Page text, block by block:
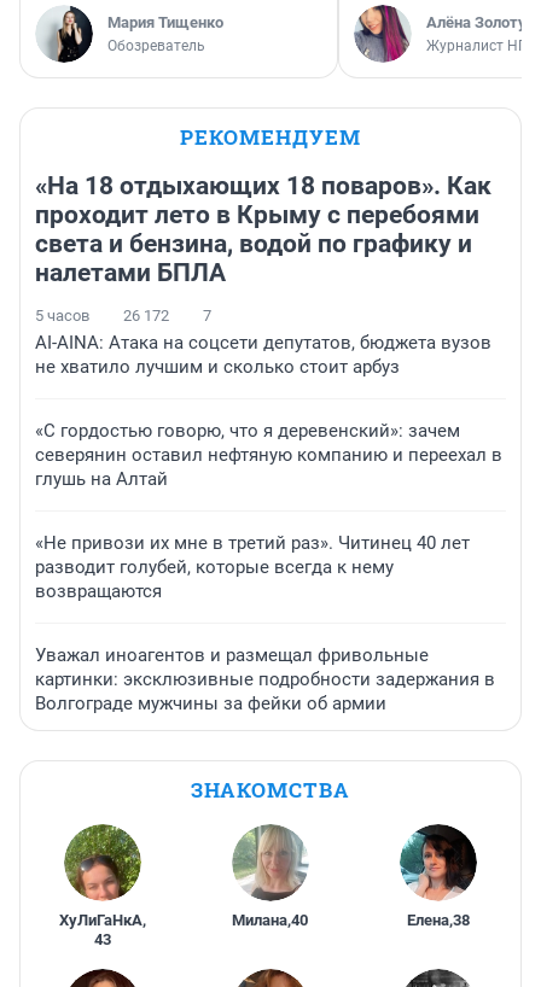
Мария Тищенко
Обозреватель
Алёна
Журналист НГС
РЕКОМЕНДУЕМ
«На 18 отдыхающих 18 поваров». Как
проходит лето в Крыму с перебоями
света и бензина, водой по графику и
налетами БПЛА
5 часов 26 172 7
AI-AINA: Атака на соцсети депутатов, бюджета вузов
не хватило лучшим и сколько стоит арбуз
«С гордостью говорю, что я деревенский»: зачем
северянин оставил нефтяную компанию и переехал в
глушь на Алтай
«Не привози их мне в третий раз». Читинец 40 лет
разводит голубей, которые всегда к нему
возвращаются
Уважал иноагентов и размещал фривольные
картинки: эксклюзивные подробности задержания в
Волгограде мужчины за фейки об армии
ЗНАКОМСТВА
ХуЛиГаНкА,
43
Милана,40 Елена,38